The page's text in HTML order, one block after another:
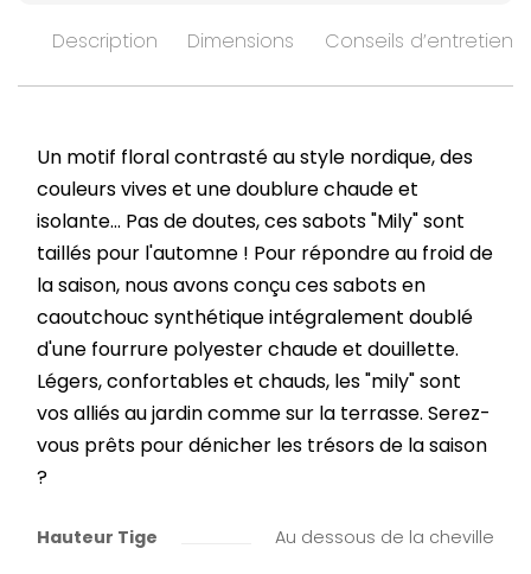
Description Dimensions Conseils d’entretien
Un motif floral contrasté au style nordique, des
couleurs vives et une doublure chaude et
isolante... Pas de doutes, ces sabots "Mily" sont
taillés pour l'automne ! Pour répondre au froid de
la saison, nous avons conçu ces sabots en
caoutchouc synthétique intégralement doublé
d'une fourrure polyester chaude et douillette.
Légers, confortables et chauds, les "mily" sont
vos alliés au jardin comme sur la terrasse. Serez-
vous prêts pour dénicher les trésors de la saison
?
Hauteur Tige Au dessous de la cheville